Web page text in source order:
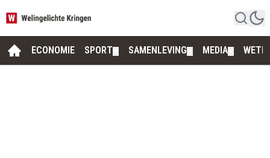
ECONOMIE SPORT SAMENLEVING MEDIA